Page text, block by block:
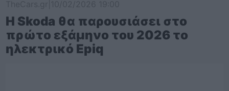
Η Skoda θα παρουσιάσει στο
πρώτο εξάμηνο του 2026 το
ηλεκτρικό Epiq